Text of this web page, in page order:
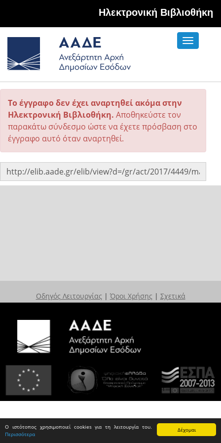
Δέχομαι
Ο ιστότοπος χρησιμοποιεί cookies για τη λειτουργία του.
Περισσότερα
Hλεκτρονική Βιβλιοθήκη
Toggle
Το έγγραφο δεν έχει αναρτηθεί ακόμα στην
Ηλεκτρονική Βιβλιοθήκη. Αποθηκεύστε τον
παρακάτω σύνδεσμο ώστε να έχετε πρόσβαση στο
έγγραφο αυτό όταν αναρτηθεί.
Οδηγός Λειτουργίας | Όροι Χρήσης | Σχετικά